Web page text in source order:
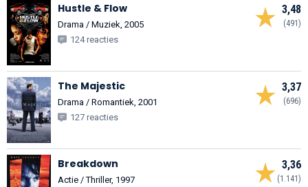
3,48
(491)
Hustle & Flow
Drama / Muziek, 2005
124 reacties
3,37
(696)
The Majestic
Drama / Romantiek, 2001
127 reacties
3,36
(1.141)
Breakdown
Actie / Thriller, 1997